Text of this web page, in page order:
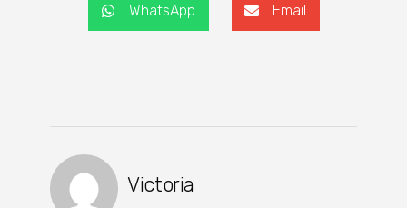
WhatsApp Email
Victoria